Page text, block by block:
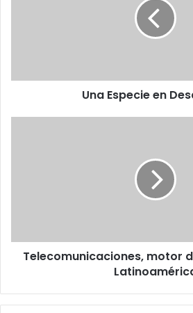
Una Especie en
Telecomunicaciones, motor